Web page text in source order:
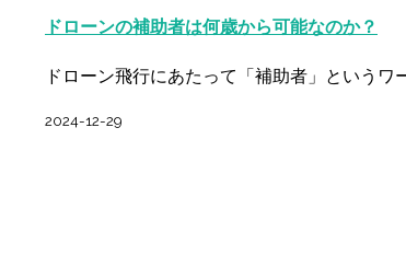
ドローンの補助者は何歳から可能なのか？
ドローン飛行にあたって「補助者」という
2024-12-29